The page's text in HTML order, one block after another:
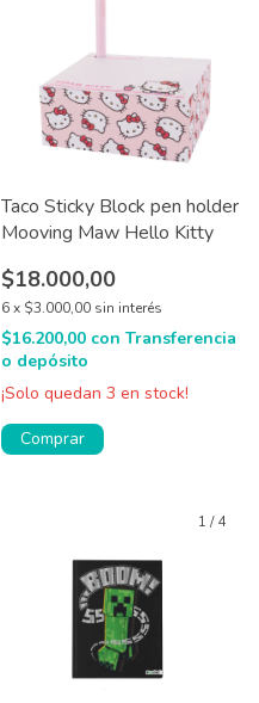
Taco Sticky Block pen holder
Mooving Maw Hello Kitty
$18.000,00
6x $3.000,00 sin interés
$16.200,00 con Transferencia
o depósito
¡Solo quedan 3 en stock!
1 /4